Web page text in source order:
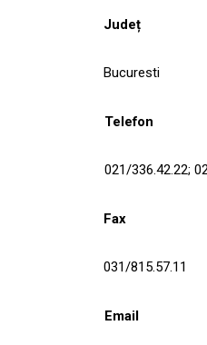
Județ
Bucuresti
Telefon
021/336.42.22;
Fax
031/815.57.11
Email